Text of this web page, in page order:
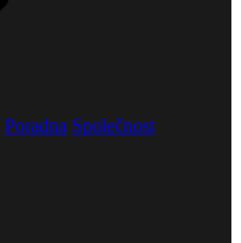
Poradna Společnost